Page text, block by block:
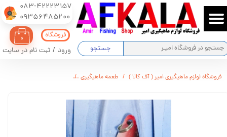
083-42223157
​​​​​​​09356485200
جستجو
۰
ورود / ثبت نام در سایت
حساب کاربری من
تغییر گذر واژه
فروشگاه
فروشگاه لوازم ماهیگیری امیر ( آف کالا ) طعمه ماهیگیری